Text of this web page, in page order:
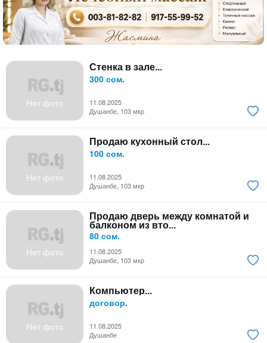
Нет фото
Стенка в зале...
300 сом.
11.08.2025
Душанбе, 103 мкр
Нет фото
Продаю кухонный стол...
100 сом.
11.08.2025
Душанбе, 103 мкр
Нет фото
Продаю дверь между комнатой и
балконом из вто...
80 сом.
11.08.2025
Душанбе, 103 мкр
Нет фото
Компьютер...
договор.
11.08.2025
Душанбе